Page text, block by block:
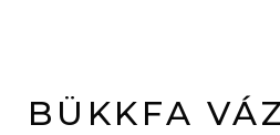
BÜKKFA